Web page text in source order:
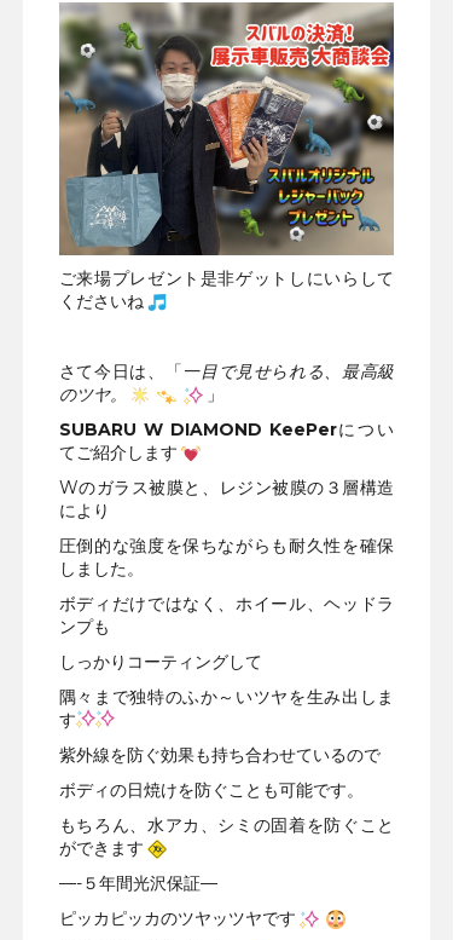
ご来場プレゼント是非ゲットしにいらして
くださいね
さて今日は、「一目で見せられる、最高級
のツヤ。
」
SUBARU W DIAMOND KeePerについ
てご紹介します
Wのガラス被膜と、レジン被膜の３層構造
により
圧倒的な強度を保ちながらも耐久性を確保
しました。
ボディだけではなく、ホイール、ヘッドラ
ンプも
しっかりコーティングして
隅々まで独特のふか～いツヤを生み出しま
す
紫外線を防ぐ効果も持ち合わせているので
ボディの日焼けを防ぐことも可能です。
もちろん、水アカ、シミの固着を防ぐこと
ができます
—-５年間光沢保証—
ピッカピッカのツヤッツヤです